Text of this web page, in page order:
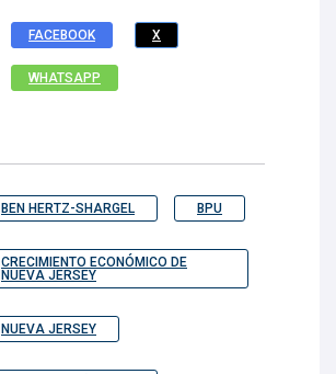
FACEBOOK X
WHATSAPP
BEN HERTZ-SHARGEL BPU
CRECIMIENTO ECONÓMICO DE
NUEVA JERSEY
NUEVA JERSEY